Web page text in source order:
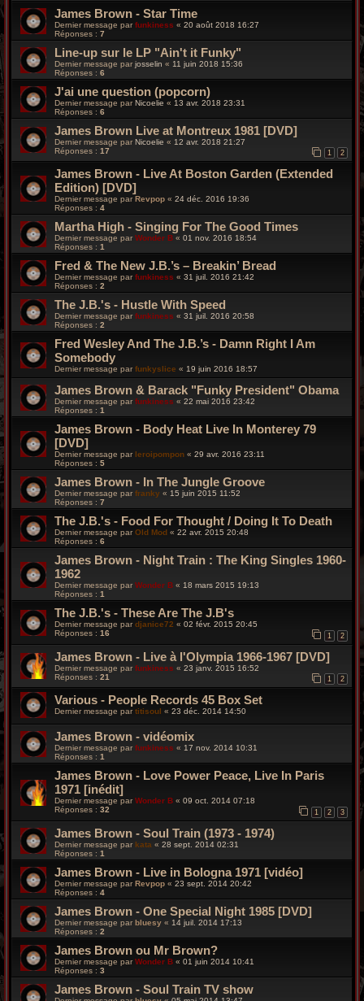
James Brown - Star Time
Dernier message parfunkiness « 20 août 2018 16:27
Réponses : 7
Line-up sur le LP "Ain't it Funky"
Dernier message par josselin « 11 juin 2018 15:36
Réponses : 6
J'ai une question (popcorn)
Dernier message parNicoelie « 13 avr. 2018 23:31
Réponses : 6
James Brown Live at Montreux 1981 [DVD]
Dernier message par Nicoelie « 12 avr. 2018 21:27
Réponses : 17 1 2
James Brown - Live At Boston Garden (Extended
Edition) [DVD]
Dernier message par Revpop « 24 déc. 2016 19:36
Réponses : 4
Martha High - Singing For The Good Times
Dernier message par Wonder B « 01 nov. 2016 18:54
Réponses : 1
Fred & The New J.B.’s – Breakin’ Bread
Dernier message parfunkiness « 31 juil. 2016 21:42
Réponses : 2
The J.B.'s - Hustle With Speed
Dernier message par funkiness « 31 juil. 2016 20:58
Réponses : 2
Fred Wesley And The J.B.’s - Damn Right I Am
Somebody
Dernier message par funkyslice « 19 juin 2016 18:57
James Brown & Barack "Funky President" Obama
Dernier message par funkiness « 22 mai 2016 23:42
Réponses : 1
James Brown - Body Heat Live In Monterey 79
[DVD]
Dernier message par leroipompon « 29 avr. 2016 23:11
Réponses : 5
James Brown - In The Jungle Groove
Dernier message par franky « 15 juin 2015 11:52
Réponses : 7
The J.B.'s - Food For Thought / Doing It To Death
Dernier message parOld Mod « 22 avr. 2015 20:48
Réponses : 6
James Brown - Night Train : The King Singles 1960-
1962
Dernier message par Wonder B « 18 mars 2015 19:13
Réponses : 1
The J.B.'s - These Are The J.B's
Dernier message pardjanice72 « 02 févr. 2015 20:45
Réponses : 16 1 2
James Brown - Live à l'Olympia 1966-1967 [DVD]
Dernier message par funkiness « 23 janv. 2015 16:52
Réponses : 21 1 2
Various - People Records 45 Box Set
Dernier message partitisoul « 23 déc. 2014 14:50
James Brown - vidéomix
Dernier message par funkiness « 17 nov. 2014 10:31
Réponses : 1
James Brown - Love Power Peace, Live In Paris
1971 [inédit]
Dernier message par Wonder B « 09 oct. 2014 07:18
Réponses : 32 1 2 3
James Brown - Soul Train (1973 - 1974)
Dernier message par kata « 28 sept. 2014 02:31
Réponses : 1
James Brown - Live in Bologna 1971 [vidéo]
Dernier message parRevpop « 23 sept. 2014 20:42
Réponses : 4
James Brown - One Special Night 1985 [DVD]
Dernier message par bluesy « 14 juil. 2014 17:13
Réponses : 2
James Brown ou Mr Brown?
Dernier message parWonder B « 01 juin 2014 10:41
Réponses : 3
James Brown - Soul Train TV show